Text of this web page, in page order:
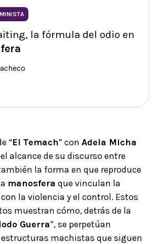
la fórmula del odio en
“El Temach” con Adela Micha
alcance de su discurso entre
la forma en que reproduce
manosfera que vinculan la
la violencia y el control. Estos
muestran cómo, detrás de la
Guerra”, se perpetúan
machistas que siguen